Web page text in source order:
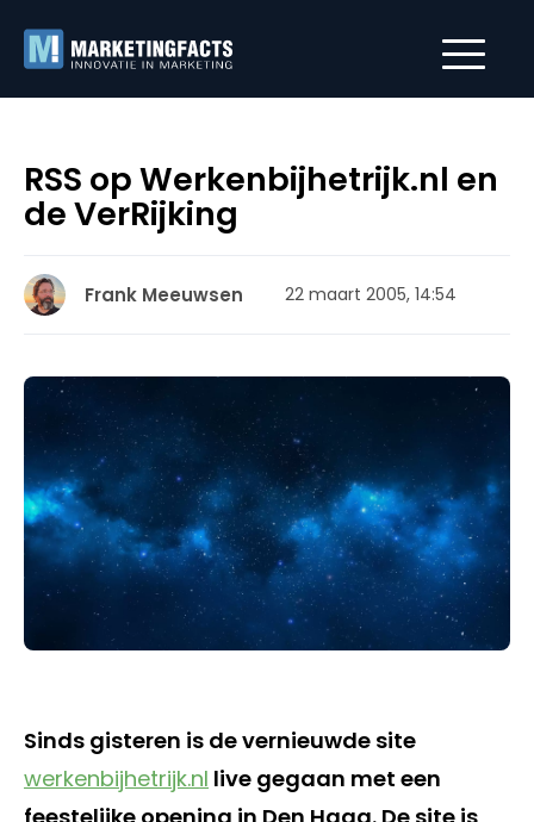
RSS op Werkenbijhetrijk.nl en
de VerRijking
Frank Meeuwsen 22 maart 2005, 14:54
Sinds gisteren is de vernieuwde site
werkenbijhetrijk.nl live gegaan met een